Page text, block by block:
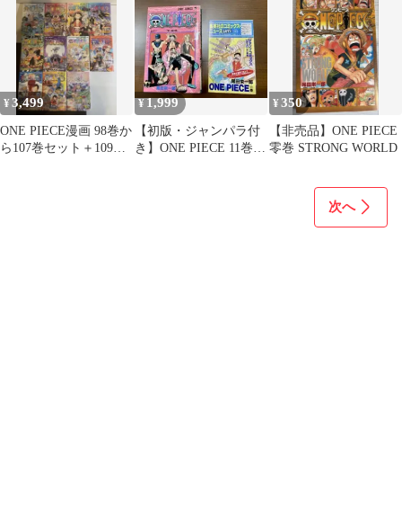
¥3,499
ONE PIECE漫画 98巻か
ら107巻セット＋109
¥1,999
【初版・ジャンパラ付
き】ONE PIECE 11巻
¥350
【非売品】ONE PIECE
零巻 STRONG WORLD
次へ